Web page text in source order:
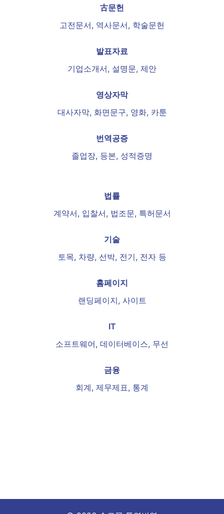
古문헌
고전문서, 역사문서, 학술문헌
발표자료
기업소개서, 설명문, 제안
영상자막
대사자막, 화면문구, 영화, 카툰
번역공증
졸업장, 등본, 성적증명
법률
계약서, 입찰서, 법조문, 특허문서
기술
토목, 차량, 선박, 전기, 전자 등
홈페이지
랜딩페이지, 사이트
IT
소프트웨어, 데이터베이스, 무선
금융
회계, 제무제표, 통계